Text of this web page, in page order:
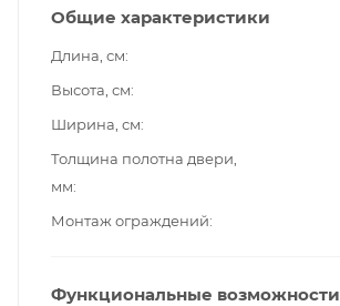
Общие характеристики
Длина, см
Высота, см
Ширина, см
Толщина полотна двери,
мм
Монтаж ограждений
Функциональные возможности